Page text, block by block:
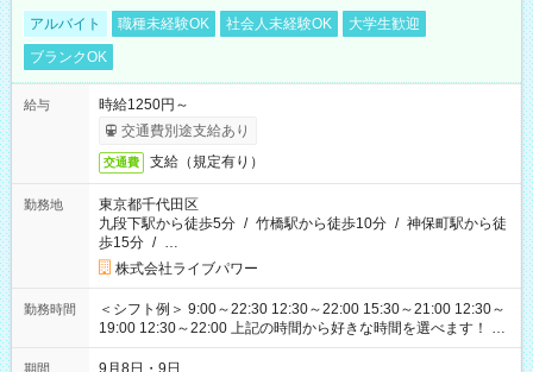
アルバイト 職種未経験OK 社会人未経験OK
大学生歓迎
ブランクOK
給与
時給1250円～
交通費別途支給あり
交通費 支給（規定有り）
勤務地
東京都千代田区
九段下駅から徒歩5分 / 竹橋駅から徒歩10分 / 神保町駅から徒
歩15分 / …
株式会社ライブパワー
勤務時間
＜シフト例＞ 9:00～22:30 12:30～22:00 15:30～21:00 12:30～
19:00 12:30～22:00 上記の時間から好きな時間を選べます！ ※
時間は変更となる可能性があります
期間 9月8日・9日